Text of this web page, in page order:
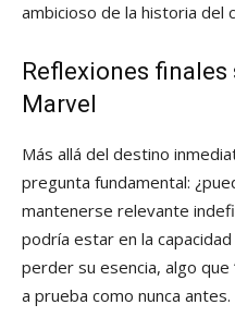
ambicioso de la historia del
Reflexiones
Marvel
Más allá del destino
pregunta fundamental:
mantenerse relevante
podría estar en la
perder su esencia, algo que
a prueba como nunca antes.